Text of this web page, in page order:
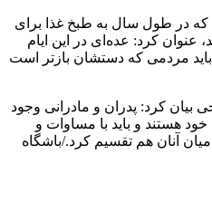
که در طول سال به طبخ غذا برای
کرد: عده‌ای در این ایام
مردمی که دستشان بازتر است
بیان کرد: پدران و مادرانی وجود
هستند و باید با مساوات و
آنان هم تقسیم کرد./باشگاه